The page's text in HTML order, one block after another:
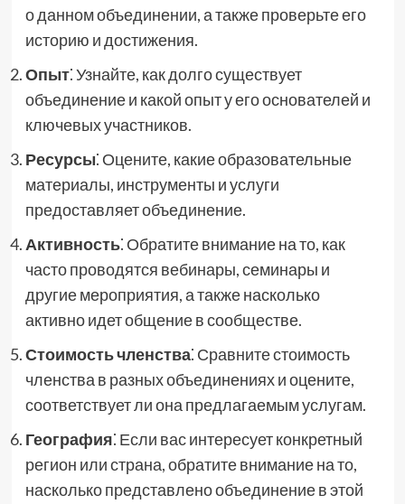
о данном объединении, а также проверьте его
историю и достижения.
Опыт⁚ Узнайте, как долго существует
объединение и какой опыт у его основателей и
ключевых участников.
Ресурсы⁚ Оцените, какие образовательные
материалы, инструменты и услуги
предоставляет объединение.
Активность⁚ Обратите внимание на то, как
часто проводятся вебинары, семинары и
другие мероприятия, а также насколько
активно идет общение в сообществе.
Стоимость членства⁚ Сравните стоимость
членства в разных объединениях и оцените,
соответствует ли она предлагаемым услугам.
География⁚ Если вас интересует конкретный
регион или страна, обратите внимание на то,
насколько представлено объединение в этой